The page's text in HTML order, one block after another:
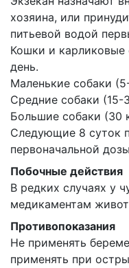
хозяина, или
питьевой водой
Кошки и карликовые
день.
Маленькие собаки
Средние собаки (15-
Большие собаки (30
Следующие 8 суток
первоначальной
Побочные действия
В редких случаях у
медикаментам
Противопоказания
Не применять
применять при